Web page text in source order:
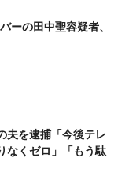
ーの田中聖容疑者、
夫を逮捕「今後テレ
なくゼロ」「もう駄